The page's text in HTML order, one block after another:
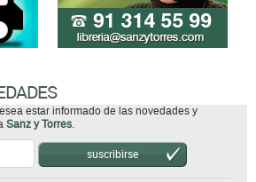
estar informado de las novedades y
Sanz y Torres.
suscribirse